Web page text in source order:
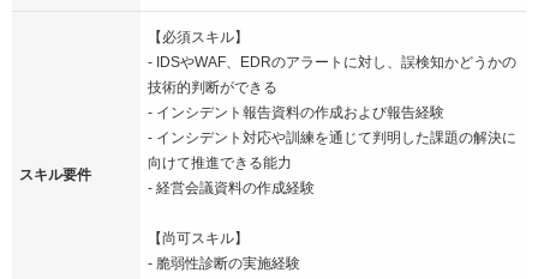
スキル要件
【必須スキル】
- IDSやWAF、EDRのアラートに対し、誤検知かどうかの
技術的判断ができる
- インシデント報告資料の作成および報告経験
- インシデント対応や訓練を通じて判明した課題の解決に
向けて推進できる能力
- 経営会議資料の作成経験
【尚可スキル】
- 脆弱性診断の実施経験